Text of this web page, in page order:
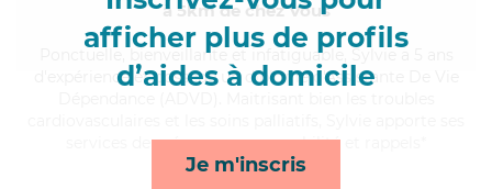
afficher plus de profils
d’aides à domicile
Je m'inscris
à 5km de chez Vous
, bienveillante et infatiguable, Sylvie a 5 ans
d'expérience et possède un diplôme d'Assistante De Vie
services de ménage, repas, mobilité et rappels*